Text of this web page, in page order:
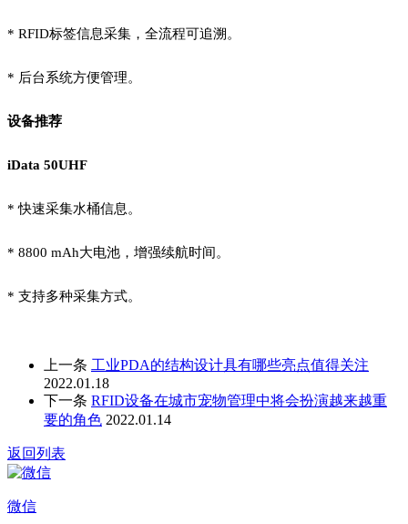
* RFID标签信息采集，全流程可追溯。
* 后台系统方便管理。
设备推荐
iData 50UHF
*快速采集水桶信息。
* 8800 mAh大电池，增强续航时间。
* 支持多种采集方式。
上一条 工业PDA的结构设计具有哪些亮点值得关注
2022.01.18
下一条 RFID设备在城市宠物管理中将会扮演越来越重
要的角色 2022.01.14
返回列表
微信